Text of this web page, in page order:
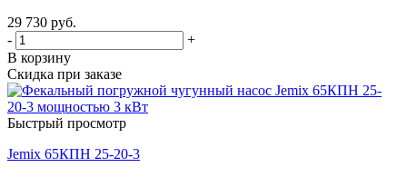
29 730 руб.
-
+
В корзину
Скидка при заказе
Быстрый просмотр
Jemix 65КПН 25-20-3